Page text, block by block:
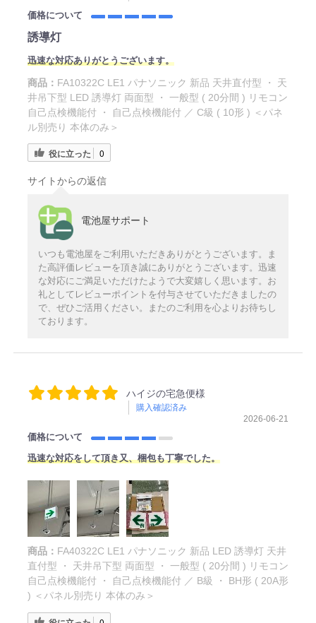
価格について
誘導灯
迅速な対応ありがとうございます。
商品： FA10322C LE1 パナソニック 新品 天井直付型 ・ 天
井吊下型 LED 誘導灯 両面型 ・ 一般型 ( 20分間 ) リモコン
自己点検機能付 ・ 自己点検機能付 ／ C級 ( 10形 ) ＜パネ
ル別売り 本体のみ＞
役に立った 0
サイトからの返信
電池屋サポート
いつも電池屋をご利用いただきありがとうございます。ま
た高評価レビューを頂き誠にありがとうございます。迅速
な対応にご満足いただけたようで大変嬉しく思います。お
礼としてレビューポイントを付与させていただきましたの
で、ぜひご活用ください。またのご利用を心よりお待ちし
ております。
ハイジの宅急便様
購入確認済み
2026-06-21
価格について
迅速な対応をして頂き又、梱包も丁寧でした。
商品： FA40322C LE1 パナソニック 新品 LED 誘導灯 天井
直付型 ・ 天井吊下型 両面型 ・ 一般型 ( 20分間 ) リモコン
自己点検機能付 ・ 自己点検機能付 ／ B級 ・ BH形 ( 20A形
) ＜パネル別売り 本体のみ＞